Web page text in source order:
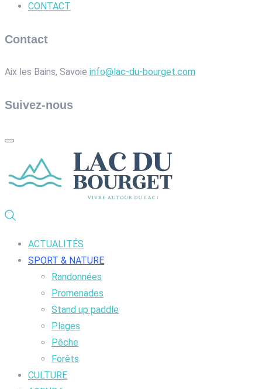
CONTACT
Contact
Aix les Bains, Savoie info@lac-du-bourget.com
Suivez-nous
ACTUALITÉS
SPORT & NATURE
Randonnées
Promenades
Stand up paddle
Plages
Pêche
Forêts
CULTURE